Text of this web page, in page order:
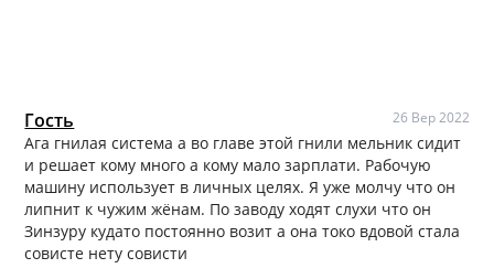
Гость 26 Вер 2022
Ага гнилая система а во главе этой гнили мельник сидит
и решает кому много а кому мало зарплати. Рабочую
машину использует в личных целях. Я уже молчу что он
липнит к чужим жёнам. По заводу ходят слухи что он
Зинзуру кудато постоянно возит а она токо вдовой стала
совисте нету совисти